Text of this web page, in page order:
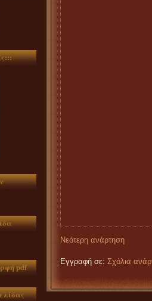
pdf
Νεότερη ανάρτηση
Εγγραφή σε: Σχόλια